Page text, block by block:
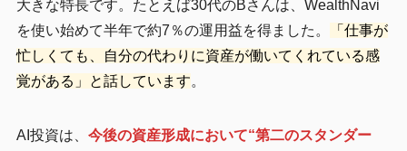
大きな特長です。たとえば30代のBさんは、WealthNavi
を使い始めて半年で約7％の運用益を得ました。
「仕事が
忙しくても、自分の代わりに資産が働いてくれている感
覚がある」と話しています。
AI投資は、 今後の資産形成において“第二のスタンダー